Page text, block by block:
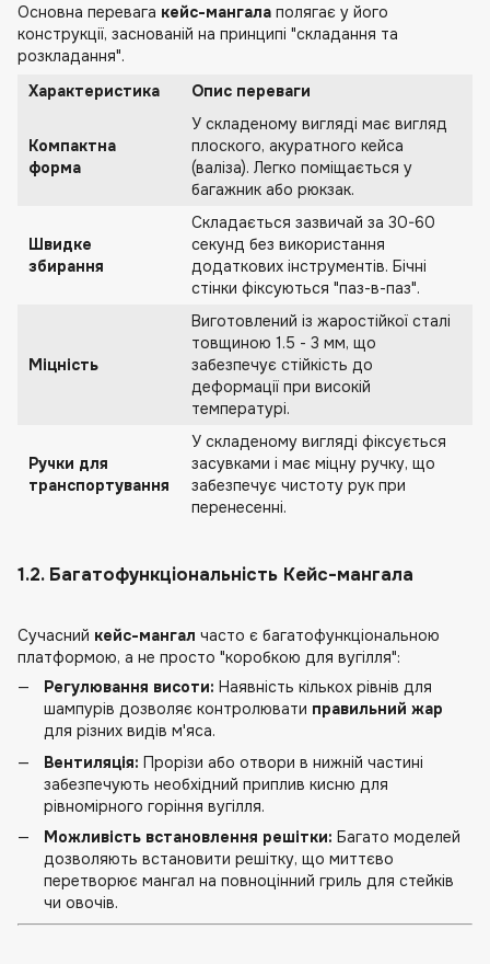
Основна перевага кейс-мангала полягає у його
конструкції, заснованій на принципі "складання та
розкладання".
Характеристика
Опис переваги
Компактна
форма
У складеному вигляді має вигляд
плоского, акуратного кейса
(валіза). Легко поміщається у
багажник або рюкзак.
Швидке
збирання
Складається зазвичай за 30-60
секунд без використання
додаткових інструментів. Бічні
стінки фіксуються "паз-в-паз".
Міцність
Виготовлений із жаростійкої сталі
товщиною 1.5 - 3 мм, що
забезпечує стійкість до
деформації при високій
температурі.
Ручки для
транспортування
У складеному вигляді фіксується
засувками і має міцну ручку, що
забезпечує чистоту рук при
перенесенні.
1.2. Багатофункціональність Кейс-мангала
Сучасний кейс-мангал часто є багатофункціональною
платформою, а не просто "коробкою для вугілля":
Регулювання висоти: Наявність кількох рівнів для
шампурів дозволяє контролювати правильний жар
для різних видів м'яса.
Вентиляція: Прорізи або отвори в нижній частині
забезпечують необхідний приплив кисню для
рівномірного горіння вугілля.
Можливість встановлення решітки: Багато моделей
дозволяють встановити решітку, що миттєво
перетворює мангал на повноцінний гриль для стейків
чи овочів.